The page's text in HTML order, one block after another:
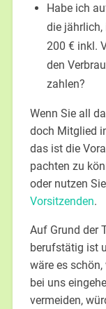
Habe ich
die jährlich,
200 € inkl.
den
zahlen?
Wenn Sie all
doch Mitglied
das ist die
pachten zu
oder nutzen
Vorsitzenden.
Auf Grund der
berufstätig ist
wäre es
bei uns
vermeiden,